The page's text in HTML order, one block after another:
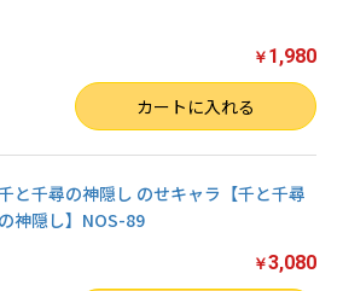
￥ 1,980
カートに入れる
と千尋の神隠し のせキャラ【千と千尋
の神隠し】NOS-89
￥3,080